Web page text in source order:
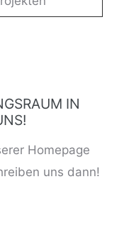
IN
Homepage
uns dann!